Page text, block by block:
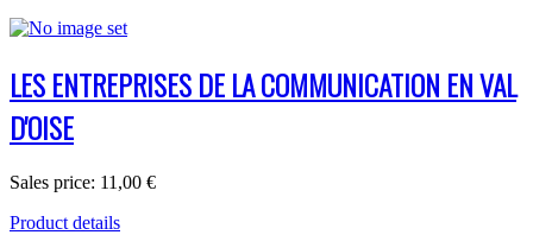
LES ENTREPRISES DE LA COMMUNICATION EN VAL
D'OISE
Sales price: 11,00 €
Product details